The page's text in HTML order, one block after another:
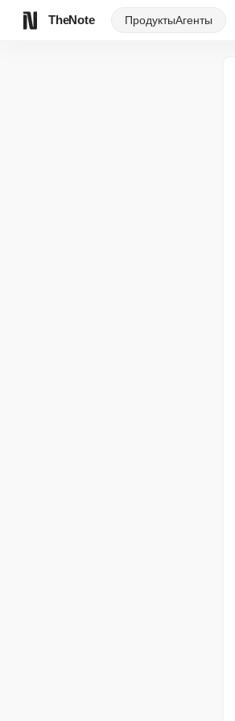
TheNote ПродуктыАгенты